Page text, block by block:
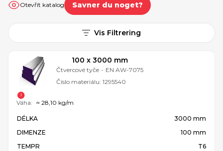
Otevřít katalog Savner du noget?
Vis Filtrering
100 x 3000 mm
Čtvercové tyče - EN AW-7075
Číslo materiálu: 1295540
DÉLKA
3000 mm
DIMENZE
100 mm
TEMPR
T6
Váha: ≈ 28,10 kg/m